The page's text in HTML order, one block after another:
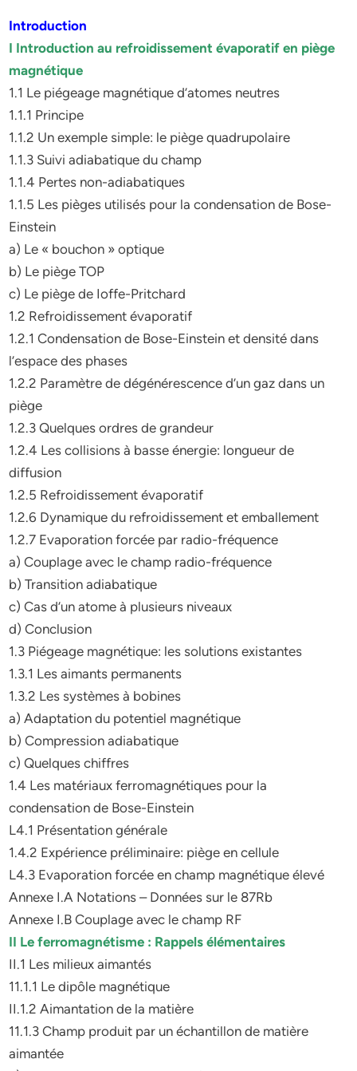
Introduction
I Introduction au refroidissement évaporatif en piège
magnétique
1.1 Le piégeage magnétique d’atomes neutres
1.1.1 Principe
1.1.2 Un exemple simple: le piège quadrupolaire
1.1.3 Suivi adiabatique du champ
1.1.4 Pertes non-adiabatiques
1.1.5 Les pièges utilisés pour la condensation de Bose-
Einstein
a) Le « bouchon » optique
b) Le piège TOP
c) Le piège de Ioffe-Pritchard
1.2 Refroidissement évaporatif
1.2.1 Condensation de Bose-Einstein et densité dans
l’espace des phases
1.2.2 Paramètre de dégénérescence d’un gaz dans un
piège
1.2.3 Quelques ordres de grandeur
1.2.4 Les collisions à basse énergie: longueur de
diffusion
1.2.5 Refroidissement évaporatif
1.2.6 Dynamique du refroidissement et emballement
1.2.7 Evaporation forcée par radio-fréquence
a) Couplage avec le champ radio-fréquence
b) Transition adiabatique
c) Cas d’un atome à plusieurs niveaux
d) Conclusion
1.3 Piégeage magnétique: les solutions existantes
1.3.1 Les aimants permanents
1.3.2 Les systèmes à bobines
a) Adaptation du potentiel magnétique
b) Compression adiabatique
c) Quelques chiffres
1.4 Les matériaux ferromagnétiques pour la
condensation de Bose-Einstein
L4.1 Présentation générale
1.4.2 Expérience préliminaire: piège en cellule
L4.3 Evaporation forcée en champ magnétique élevé
Annexe I.A Notations – Données sur le 87Rb
Annexe I.B Couplage avec le champ RF
II Le ferromagnétisme : Rappels élémentaires
II.1 Les milieux aimantés
11.1.1 Le dipôle magnétique
II.1.2 Aimantation de la matière
11.1.3 Champ produit par un échantillon de matière
aimantée